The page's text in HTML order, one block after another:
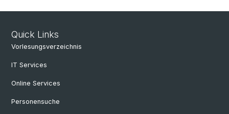
Quick Links
Vorlesungsverzeichnis
IT Services
Online Services
Personensuche